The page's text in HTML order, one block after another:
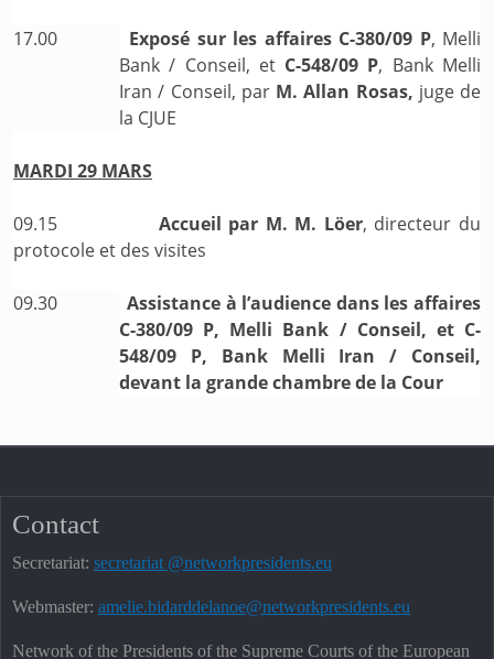
17.00 Exposé sur les affaires C-380/09 P, Melli
Bank / Conseil, et C-548/09 P, Bank Melli
Iran / Conseil, par M. Allan Rosas, juge de
la CJUE
MARDI 29 MARS
09.15 Accueil par M. M. Löer, directeur du
protocole et des visites
09.30
Assistance à l’audience dans les affaires
C-380/09 P, Melli Bank / Conseil, et C-
548/09 P, Bank Melli Iran / Conseil,
devant la grande chambre de la Cour
Contact
Secretariat: secretariat @networkpresidents.eu
Webmaster: amelie.bidarddelanoe@networkpresidents.eu
Network of the Presidents of the Supreme Courts of the European